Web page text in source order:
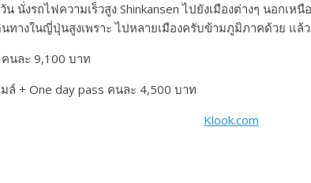
น นั่งรถไฟความเร็วสูง Shinkansen ไปยังเมืองต่างๆ นอกเห
นทางในญี่ปุ่นสูงเพราะ ไปหลายเมืองครับข้ามภูมิภาคด้วย แ
คนละ 9,100 บาท
ล์ + One day pass คนละ 4,500 บาท
Klook.com